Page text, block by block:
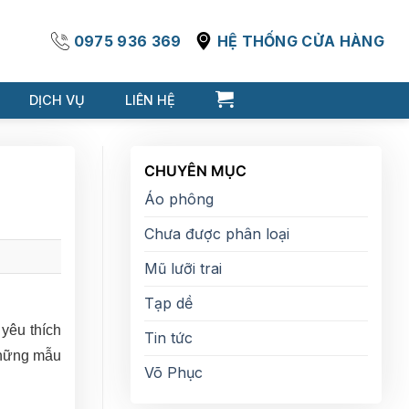
0975 936 369 HỆ THỐNG CỬA HÀNG
DỊCH VỤ LIÊN HỆ
thích
mẫu
CHUYÊN MỤC
Áo phông
Chưa được phân loại
Mũ lưỡi trai
Tạp dề
Tin tức
Võ Phục